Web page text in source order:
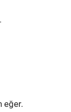
eğer.